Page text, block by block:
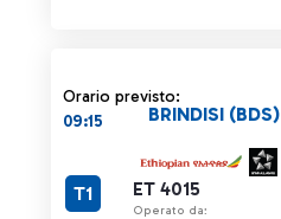
Orario previsto:
09:15
ET 4015
Operato da:
BRINDISI (BDS)
T1